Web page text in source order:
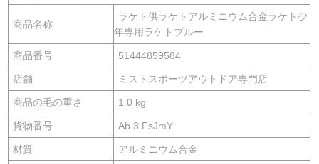
商品名称
ラケト供ラケトアルミニウム合金ラケト少
年専用ラケトブルー
商品番号 51444859584
店舗 ミストスポーツアウトドア専門店
商品の毛の重さ 1.0 kg
貨物番号 Ab 3 FsJmY
材質 アルミニウム合金